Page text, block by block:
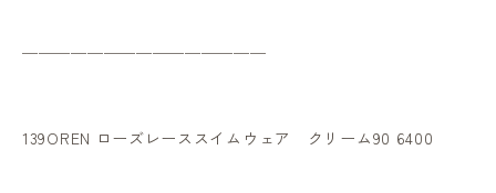
139OREN ローズレーススイムウェア クリーム90 6400